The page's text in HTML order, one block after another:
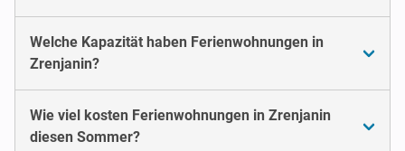
Welche Kapazität haben Ferienwohnungen in
Zrenjanin?
Wie viel kosten Ferienwohnungen in Zrenjanin
diesen Sommer?